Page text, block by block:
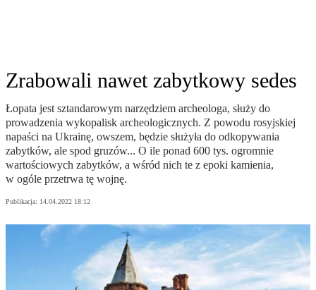
Zrabowali nawet zabytkowy sedes
Łopata jest sztandarowym narzędziem archeologa, służy do
prowadzenia wykopalisk archeologicznych. Z powodu rosyjskiej
napaści na Ukrainę, owszem, będzie służyła do odkopywania
zabytków, ale spod gruzów... O ile ponad 600 tys. ogromnie
wartościowych zabytków, a wśród nich te z epoki kamienia,
w ogóle przetrwa tę wojnę.
Publikacja: 14.04.2022 18:12